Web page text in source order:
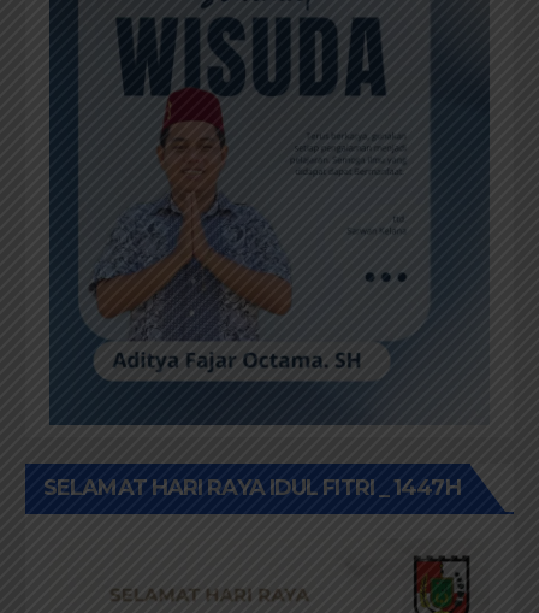
SELAMAT HARI RAYA IDUL FITRI _ 1447H